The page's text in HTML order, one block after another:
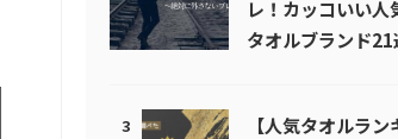
レ！カッコいい人
タオルブランド21
3
【人気タオルラン